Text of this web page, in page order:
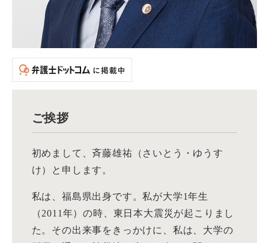
ご挨拶
初めまして、斉藤雄祐（さいとう・ゆうす
け）と申します。
私は、福島県出身です。私が大学1年生
（2011年）の時、東日本大震災が起こりまし
た。その出来事をきっかけに、私は、大学の